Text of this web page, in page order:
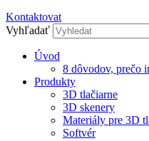
Kontaktovat
Vyhľadať
Úvod
8 dôvodov, prečo
Produkty
3D tlačiarne
3D skenery
Materiály pre 3D
Softvér